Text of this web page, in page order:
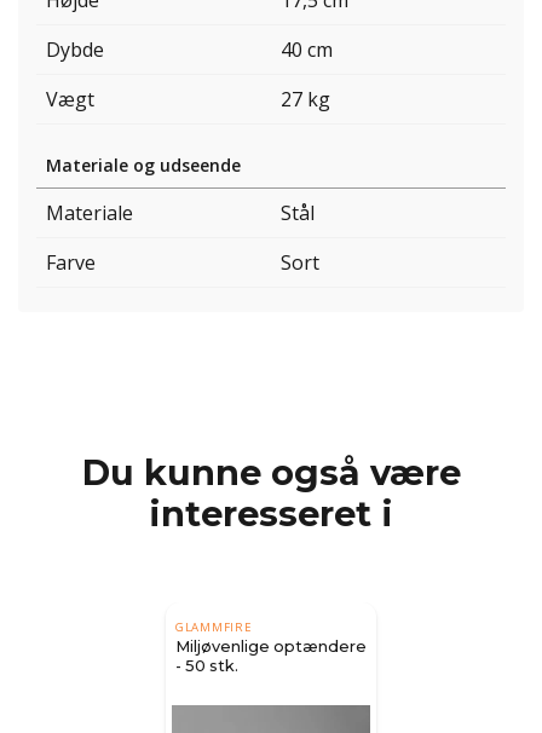
Dybde
40 cm
Vægt
27 kg
Materiale og udseende
Materiale
Stål
Farve
Sort
Du kunne også være
interesseret i
GLAMMFIRE
Miljøvenlige optændere
- 50 stk.